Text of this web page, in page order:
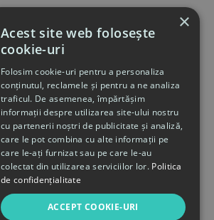
×
Acest site web folosește
cookie-uri
Folosim cookie-uri pentru a personaliza
conținutul, reclamele și pentru a ne analiza
traficul. De asemenea, împărtășim
informații despre utilizarea site-ului nostru
cu partenerii noștri de publicitate și analiză,
care le pot combina cu alte informații pe
care le-ați furnizat sau pe care le-au
colectat din utilizarea serviciilor lor. Politica
de confidențialitate
ACCEPT COOKIE-URI